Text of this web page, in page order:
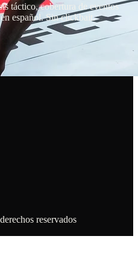
táctico, cobertura de eventos
español. Sin clickbait.
reservados